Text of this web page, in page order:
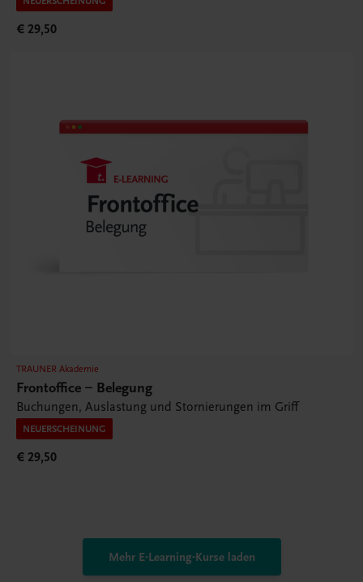
€ 29,50
TRAUNER Akademie
Frontoffice – Belegung
Buchungen, Auslastung und Stornierungen im Griff
NEUERSCHEINUNG
€ 29,50
Mehr E-Learning-Kurse laden